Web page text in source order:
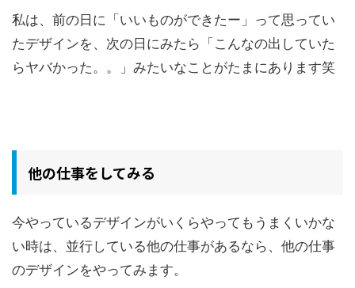
私は、前の日に「いいものができたー」って思ってい
たデザインを、次の日にみたら「こんなの出していた
らヤバかった。。」みたいなことがたまにあります笑
他の仕事をしてみる
今やっているデザインがいくらやってもうまくいかな
い時は、並行している他の仕事があるなら、他の仕事
のデザインをやってみます。